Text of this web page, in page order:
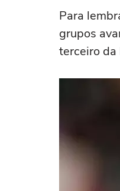
Para
grupos
terceiro da